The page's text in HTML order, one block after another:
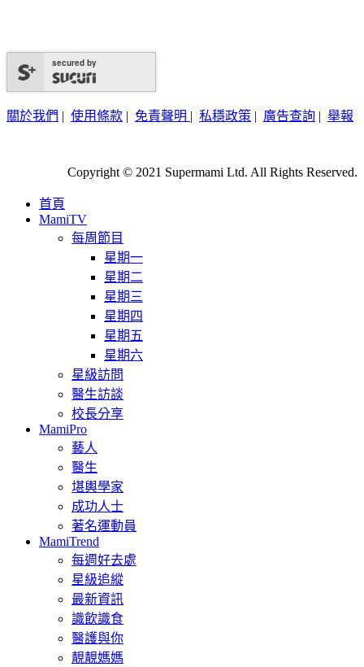
secured by
關於我們 | 使用條款 | 免責聲明 | 私穩政策 | 廣告查詢 | 舉報
Copyright © 2021 Supermami Ltd. All Rights Reserved.
首頁
MamiTV
每周節目
星期一
星期二
星期三
星期四
星期五
星期六
星級訪問
醫生訪談
校長分享
MamiPro
藝人
醫生
堪輿學家
成功人士
著名運動員
MamiTrend
每週好去處
星級追縱
最新資訊
識飲識食
醫護與你
靚靚媽媽